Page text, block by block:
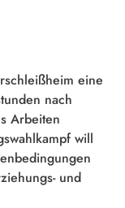
eine
nach
Arbeiten
will
und